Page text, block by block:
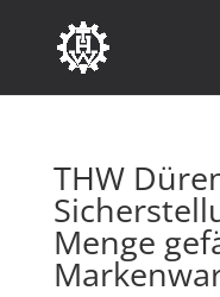
THW
Menge